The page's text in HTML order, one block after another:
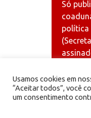
Só
política
Usamos cookies em
“Aceitar todos”, você
um consentimento